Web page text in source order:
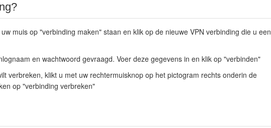
muis op "verbinding maken" staan en klik op de nieuwe VPN verbinding die u een
en wachtwoord gevraagd. Voer deze gegevens in en klik op "verbinden"
verbreken, klikt u met uw rechtermuisknop op het pictogram rechts onderin de
op "verbinding verbreken"